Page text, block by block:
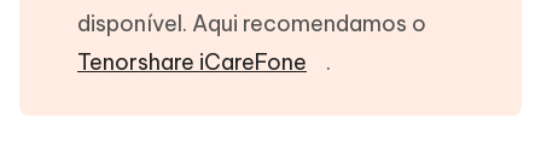
disponível. Aqui recomendamos o
Tenorshare iCareFone
.